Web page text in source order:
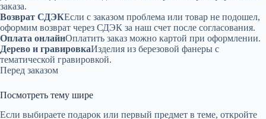
заказа.
Возврат СДЭКЕсли с заказом проблема или товар не подошел,
оформим возврат через СДЭК за наш счет после согласования.
Оплата онлайнОплатить заказ можно картой при оформлении.
Дерево и гравировкаИзделия из березовой фанеры с
тематической гравировкой.
Перед заказом
Посмотреть тему шире
Если выбираете подарок или первый предмет в теме, откройте